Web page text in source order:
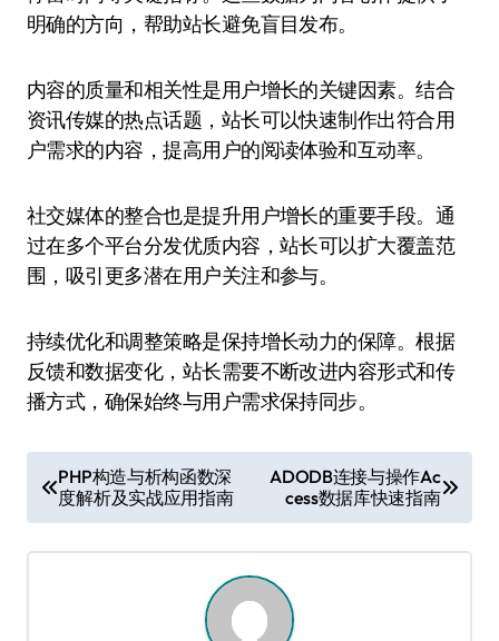
明确的方向，帮助站长避免盲目发布。
内容的质量和相关性是用户增长的关键因素。结合
资讯传媒的热点话题，站长可以快速制作出符合用
户需求的内容，提高用户的阅读体验和互动率。
社交媒体的整合也是提升用户增长的重要手段。通
过在多个平台分发优质内容，站长可以扩大覆盖范
围，吸引更多潜在用户关注和参与。
持续优化和调整策略是保持增长动力的保障。根据
反馈和数据变化，站长需要不断改进内容形式和传
播方式，确保始终与用户需求保持同步。
章
导
PHP构造与析构函数深
度解析及实战应用指南
ADODB连接与操作Ac
cess数据库快速指南